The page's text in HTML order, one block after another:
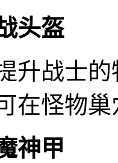
头盔
升战士
在怪物
神甲